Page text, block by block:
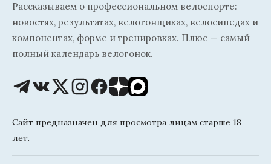
Рассказываем о профессиональном велоспорте:
новостях, результатах, велогонщиках, велосипедах и
компонентах, форме и тренировках. Плюс — самый
полный календарь велогонок.
Сайт предназначен для просмотра лицам старше 18
лет.